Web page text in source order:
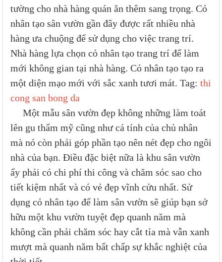
tường cho nhà hàng quán ăn thêm sang trọng. Cỏ
nhân tạo sân vườn gần đây được rất nhiều nhà
hàng ưa chuộng để sử dụng cho việc trang trí.
Nhà hàng lựa chọn cỏ nhân tạo trang trí để làm
mới không gian tại nhà hàng. Cỏ nhân tạo tạo ra
một diện mạo mới với sắc xanh tươi mát. Tag: thi
cong san bong da
Một mẫu sân vườn đẹp không những làm toát
lên gu thẩm mỹ cũng như cá tính của chủ nhân
mà nó còn phải góp phần tạo nên nét đẹp cho ngôi
nhà của bạn. Điều đặc biệt nữa là khu sân vườn
ấy phải có chi phí thi công và chăm sóc sao cho
tiết kiệm nhất và có vẻ đẹp vĩnh cửu nhất. Sử
dụng cỏ nhân tạo để làm sân vườn sẽ giúp bạn sở
hữu một khu vườn tuyệt đẹp quanh năm mà
không cần phải chăm sóc hay cắt tỉa mà vẫn xanh
mượt mà quanh năm bất chấp sự khắc nghiệt của